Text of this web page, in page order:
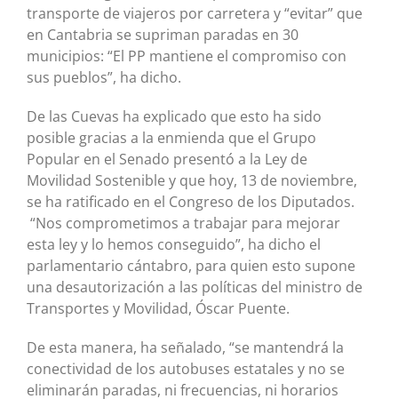
transporte de viajeros por carretera y “evitar” que
en Cantabria se supriman paradas en 30
municipios: “El PP mantiene el compromiso con
sus pueblos”, ha dicho.
De las Cuevas ha explicado que esto ha sido
posible gracias a la enmienda que el Grupo
Popular en el Senado presentó a la Ley de
Movilidad Sostenible y que hoy, 13 de noviembre,
se ha ratificado en el Congreso de los Diputados.
“Nos comprometimos a trabajar para mejorar
esta ley y lo hemos conseguido”, ha dicho el
parlamentario cántabro, para quien esto supone
una desautorización a las políticas del ministro de
Transportes y Movilidad, Óscar Puente.
De esta manera, ha señalado, “se mantendrá la
conectividad de los autobuses estatales y no se
eliminarán paradas, ni frecuencias, ni horarios